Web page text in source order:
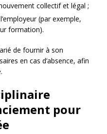
collectif et légal ;
(par exemple,
formation).
de fournir à son
en cas d’absence, afin
pour